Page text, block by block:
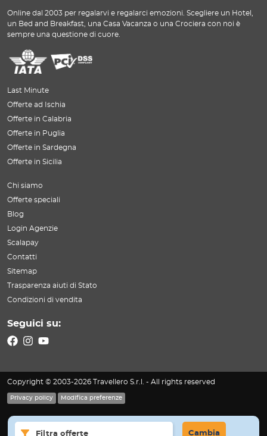
Filtra offerte Cambia
Online dal 2003 per regalarvi e regalarci emozioni. Scegliere un Hotel,
un Bed and Breakfast, una Casa Vacanza o una Crociera con noi è
sempre una questione di cuore.
Last Minute
Offerte ad Ischia
Offerte in Calabria
Offerte in Puglia
Offerte in Sardegna
Offerte in Sicilia
Chi siamo
Offerte speciali
Blog
Login Agenzie
Scalapay
Contatti
Sitemap
Trasparenza aiuti di Stato
Condizioni di vendita
Seguici su:
Copyright © 2003-2026 Travellero S.r.l. - All rights reserved
Privacy policy Modifica preferenze